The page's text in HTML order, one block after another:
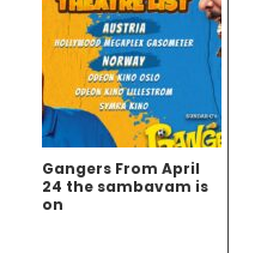
Gangers From April
24 the sambavam is
on